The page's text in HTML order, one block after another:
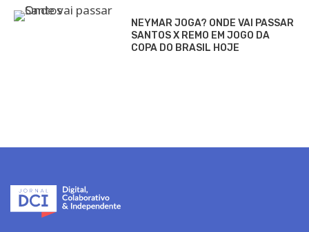
NEYMAR JOGA? ONDE VAI PASSAR
SANTOS X REMO EM JOGO DA
COPA DO BRASIL HOJE